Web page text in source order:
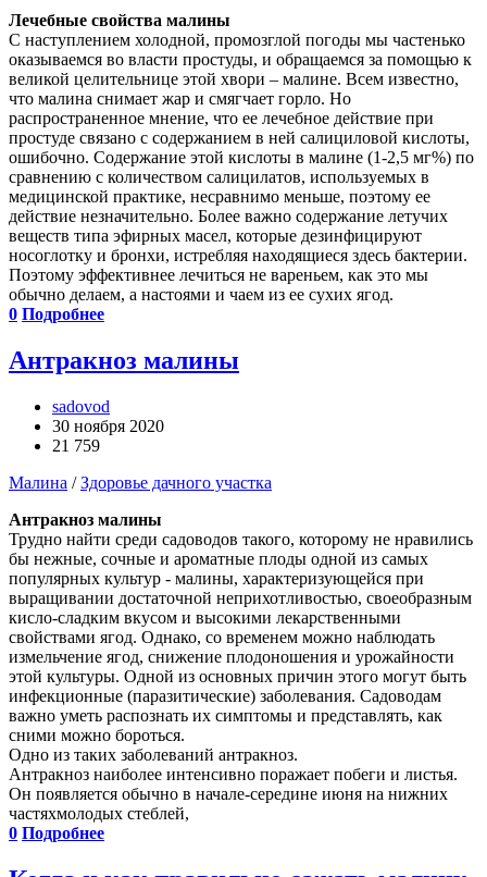
Лечебные свойства малины
С наступлением холодной, промозглой погоды мы частенько
оказываемся во власти простуды, и обращаемся за помощью к
великой целительнице этой хвори – малине. Всем известно,
что малина снимает жар и смягчает горло. Но
распространенное мнение, что ее лечебное действие при
простуде связано с содержанием в ней салициловой кислоты,
ошибочно. Содержание этой кислоты в малине (1-2,5 мг%) по
сравнению с количеством салицилатов, используемых в
медицинской практике, несравнимо меньше, поэтому ее
действие незначительно. Более важно содержание летучих
веществ типа эфирных масел, которые дезинфицируют
носоглотку и бронхи, истребляя находящиеся здесь бактерии.
Поэтому эффективнее лечиться не вареньем, как это мы
обычно делаем, а настоями и чаем из ее сухих ягод.
0 Подробнее
Антракноз малины
sadovod
30 ноября 2020
21 759
Малина /Здоровье дачного участка
Антракноз малины
Трудно найти среди садоводов такого, которому не нравились
бы нежные, сочные и ароматные плоды одной из самых
популярных культур - малины, характеризующейся при
выращивании достаточной неприхотливостью, своеобразным
кисло-сладким вкусом и высокими лекарственными
свойствами ягод. Однако, со временем можно наблюдать
измельчение ягод, снижение плодоношения и урожайности
этой культуры. Одной из основных причин этого могут быть
инфекционные (паразитические) заболевания. Садоводам
важно уметь распознать их симптомы и представлять, как
сними можно бороться.
Одно из таких заболеваний антракноз.
Антракноз наиболее интенсивно поражает побеги и листья.
Он появляется обычно в начале-середине июня на нижних
частяхмолодых стеблей,
0 Подробнее